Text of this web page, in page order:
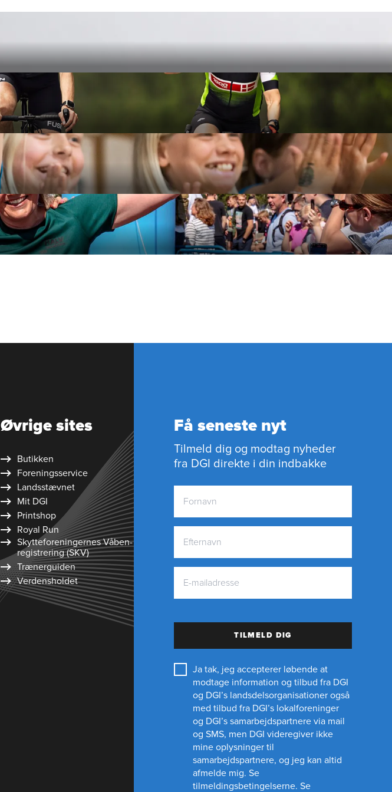
Øvrige sites
Butikken
Foreningsservice
Landsstævnet
Mit DGI
Printshop
Royal Run
Skytte­foreningernes Våben­
registrering (SKV)
Trænerguiden
Verdensholdet
Få seneste nyt
Tilmeld dig og modtag nyheder
fra DGI direkte i din indbakke
TILMELD DIG
Ja tak, jeg accepterer løbende at
modtage information og tilbud fra DGI
og DGI’s landsdelsorganisationer også
med tilbud fra DGI’s lokalforeninger
og DGI’s samarbejdspartnere via mail
og SMS, men DGI videregiver ikke
mine oplysninger til
samarbejdspartnere, og jeg kan altid
afmelde mig. Se
tilmeldingsbetingelserne. Se